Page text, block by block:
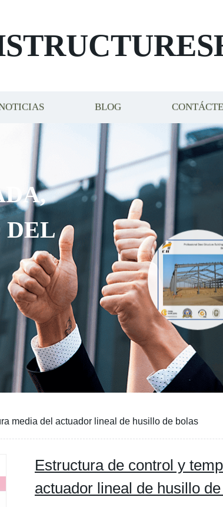
BLOG
DEL
media del actuador lineal de husillo de bolas
Estructura de control y
actuador lineal de husillo